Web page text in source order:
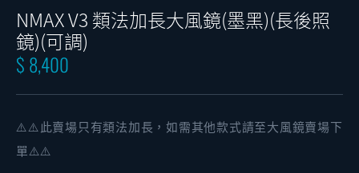
NMAX V3 類法加長大風鏡(墨黑)(長後照
鏡)(可調)
$ 8,400
⚠️⚠️此賣場只有類法加長，如需其他款式請至大風鏡賣場下
單⚠️⚠️